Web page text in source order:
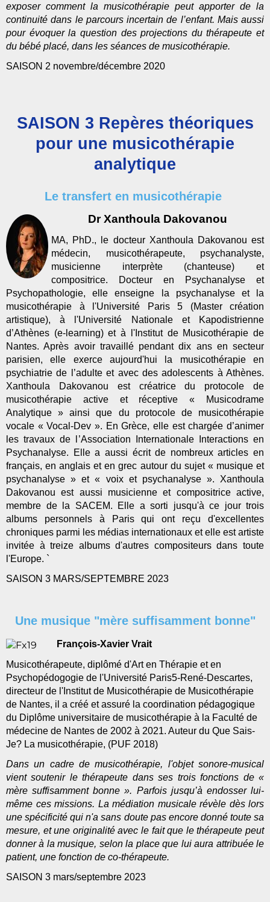
exposer comment la musicothérapie peut apporter de la
continuité dans le parcours incertain de l’enfant. Mais aussi
pour évoquer la question des projections du thérapeute et
du bébé placé, dans les séances de musicothérapie.
SAISON 2 novembre/décembre 2020
SAISON 3 Repères théoriques
pour une musicothérapie
analytique
Le transfert en musicothérapie
Dr Xanthoula Dakovanou
MA, PhD., le docteur Xanthoula Dakovanou est
médecin, musicothérapeute, psychanalyste,
musicienne interprète (chanteuse) et
compositrice. Docteur en Psychanalyse et
Psychopathologie, elle enseigne la psychanalyse et la
musicothérapie à l'Université Paris 5 (Master création
artistique), à l'Université Nationale et Kapodistrienne
d’Athènes (e-learning) et à l'Institut de Musicothérapie de
Nantes. Après avoir travaillé pendant dix ans en secteur
parisien, elle exerce aujourd'hui la musicothérapie en
psychiatrie de l’adulte et avec des adolescents à Athènes.
Xanthoula Dakovanou est créatrice du protocole de
musicothérapie active et réceptive « Musicodrame
Analytique » ainsi que du protocole de musicothérapie
vocale « Vocal-Dev ». En Grèce, elle est chargée d’animer
les travaux de l’Association Internationale Interactions en
Psychanalyse. Elle a aussi écrit de nombreux articles en
français, en anglais et en grec autour du sujet « musique et
psychanalyse » et « voix et psychanalyse ». Xanthoula
Dakovanou est aussi musicienne et compositrice active,
membre de la SACEM. Elle a sorti jusqu'à ce jour trois
albums personnels à Paris qui ont reçu d'excellentes
chroniques parmi les médias internationaux et elle est artiste
invitée à treize albums d'autres compositeurs dans toute
l'Europe. `
SAISON 3 MARS/SEPTEMBRE 2023
Une musique "mère suffisamment bonne"
François-Xavier Vrait
Musicothérapeute, diplômé d'Art en Thérapie et en
Psychopédogogie de l'Université Paris5-René-Descartes,
directeur de l'Institut de Musicothérapie de Musicothérapie
de Nantes, il a créé et assuré la coordination pédagogique
du Diplôme universitaire de musicothérapie à la Faculté de
médecine de Nantes de 2002 à 2021. Auteur du Que Sais-
Je? La musicothérapie, (PUF 2018)
Dans un cadre de musicothérapie, l'objet sonore-musical
vient soutenir le thérapeute dans ses trois fonctions de «
mère suffisamment bonne ». Parfois jusqu’à endosser lui-
même ces missions. La médiation musicale révèle dès lors
une spécificité qui n'a sans doute pas encore donné toute sa
mesure, et une originalité avec le fait que le thérapeute peut
donner à la musique, selon la place que lui aura attribuée le
patient, une fonction de co-thérapeute.
SAISON 3 mars/septembre 2023